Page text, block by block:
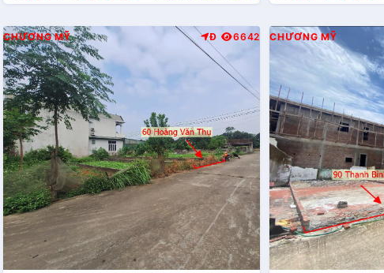
CHƯƠNG MỸ Đ 6642 CHƯƠNG MỸ